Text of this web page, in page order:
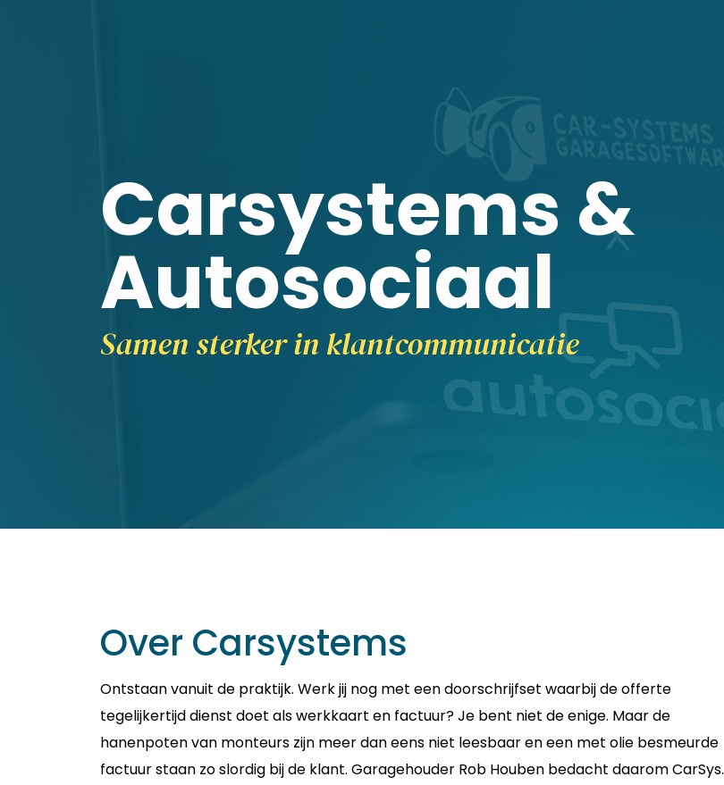
Carsystems &
Autosociaal
Samen sterker in klantcommunicatie
Over Carsystems
Ontstaan vanuit de praktijk. Werk jij nog met een doorschrijfset waarbij de offerte
tegelijkertijd dienst doet als werkkaart en factuur? Je bent niet de enige. Maar de
hanenpoten van monteurs zijn meer dan eens niet leesbaar en een met olie besmeurde
factuur staan zo slordig bij de klant. Garagehouder Rob Houben bedacht daarom CarSys.